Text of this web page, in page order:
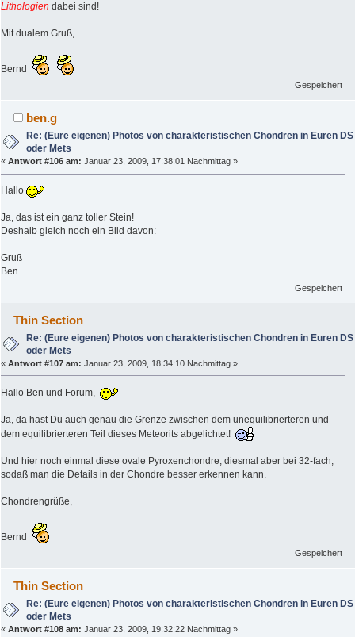
Lithologien dabei sind!
Mit dualem Gruß,
Bernd
Gespeichert
ben.g
Re: (Eure eigenen) Photos von charakteristischen Chondren in Euren DS
oder Mets
« Antwort #106 am: Januar 23, 2009, 17:38:01 Nachmittag »
Hallo
Ja, das ist ein ganz toller Stein!
Deshalb gleich noch ein Bild davon:
Gruß
Ben
Gespeichert
Thin Section
Re: (Eure eigenen) Photos von charakteristischen Chondren in Euren DS
oder Mets
« Antwort #107 am: Januar 23, 2009, 18:34:10 Nachmittag »
Hallo Ben und Forum,
Ja, da hast Du auch genau die Grenze zwischen dem unequilibrierteren und
dem equilibrierteren Teil dieses Meteorits abgelichtet!
Und hier noch einmal diese ovale Pyroxenchondre, diesmal aber bei 32-fach,
sodaß man die Details in der Chondre besser erkennen kann.
Chondrengrüße,
Bernd
Gespeichert
Thin Section
Re: (Eure eigenen) Photos von charakteristischen Chondren in Euren DS
oder Mets
« Antwort #108 am: Januar 23, 2009, 19:32:22 Nachmittag »